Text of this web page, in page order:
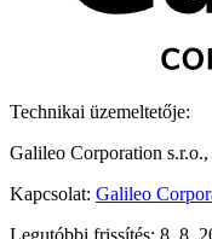
Technikai üzemeltetője:
Galileo Corporation
Kapcsolat: Galileo
Legutóbbi frissítés: 8. 8.